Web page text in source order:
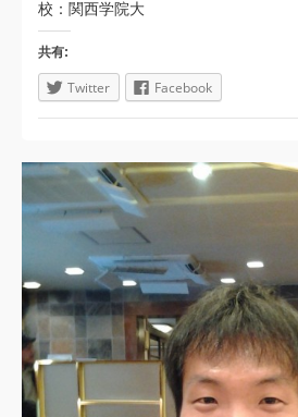
校：関西学院大
共有:
Twitter Facebook